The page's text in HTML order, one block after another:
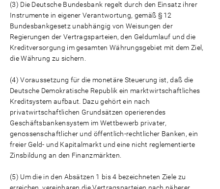
(3) Die Deutsche Bundesbank regelt durch den Einsatz ihrer
Instrumente in eigener Verantwortung, gemäß § 12
Bundesbankgesetz unabhängig von Weisungen der
Regierungen der Vertragsparteien, den Geldumlauf und die
Kreditversorgung im gesamten Währungsgebiet mit dem Ziel,
die Währung zu sichern.
(4) Voraussetzung für die monetäre Steuerung ist, daß die
Deutsche Demokratische Republik ein marktwirtschaftliches
Kreditsystem aufbaut. Dazu gehört ein nach
privatwirtschaftlichen Grundsätzen operierendes
Geschäftsbankensystem im Wettbewerb privater,
genossenschaftlicher und öffentlich-rechtlicher Banken, ein
freier Geld- und Kapitalmarkt und eine nicht reglementierte
Zinsbildung an den Finanzmärkten.
(5) Um die in den Absätzen 1 bis 4 bezeichneten Ziele zu